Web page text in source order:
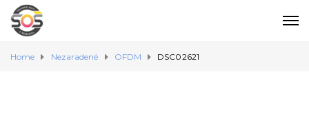
Home Nezaradené OFDM DSC02621